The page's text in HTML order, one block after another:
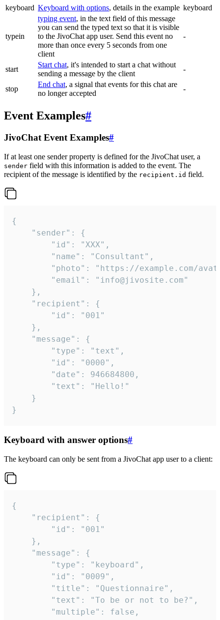
keyboard Keyboard with options, details in the example keyboard
typein
typing event, in the text field of this message
you can send the typed text so that it is visible
to the JivoChat app user. Send this event no
more than once every 5 seconds from one
client
-
start
Start chat, it's intended to start a chat without
sending a message by the client
-
stop
End chat, a signal that events for this chat are
no longer accepted
-
Event Examples#
JivoChat Event Examples#
If at least one sender property is defined for the JivoChat user, a
sender field with this information is added to the event. The
recipient of the message is identified by the recipient.id field.
{
}
Keyboard with answer options#
The keyboard can only be sent from a JivoChat app user to a client:
{